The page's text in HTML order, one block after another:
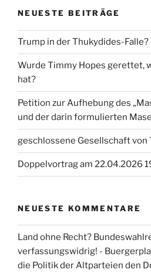
NEUESTE BEITRÄGE
Trump in der Thukydides-Falle?
Wurde Timmy Hopes gerettet,
hat?
Petition zur Aufhebung des
und der darin formulierten
geschlossene Gesellschaft von
Doppelvortrag am 22.04.2026
NEUESTE KOMMENTARE
Land ohne Recht?
verfassungswidrig! -
die Politik der Altparteien den